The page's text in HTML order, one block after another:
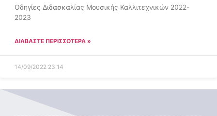
Οδηγίες Διδασκαλίας Μουσικής Καλλιτεχνικών 2022-
2023
ΔΙΑΒΑΣΤΕ ΠΕΡΙΣΣΟΤΕΡΑ »
14/09/2022 23:14